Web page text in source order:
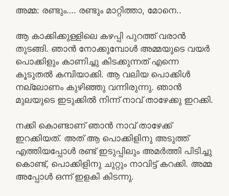
അമ്മ: രണ്ടും…. രണ്ടും മാറ്റിത്താ, മോനെ..
ആ കാക്കിക്കുള്ളിലെ കഴപ്പി പുറത്ത് വരാൻ
തുടങ്ങി. ഞാൻ നോക്കുമ്പോൾ അമ്മയുടെ വയർ
പൊക്കിളും കാണിച്ചു കിടക്കുന്നത് എന്നെ
കൂടുതൽ കമ്പിയാക്കി. ആ വലിയ പൊക്കിൾ
നല്ലോണം കുഴിഞ്ഞു വന്നിരുന്നു. ഞാൻ
മുലയുടെ ഇടുക്കിൽ നിന്ന് നാവ് താഴേക്കു ഇറക്കി.
നക്കി കൊണ്ടാണ് ഞാൻ നാവ് താഴേക്ക്
ഇറക്കിയത്. അത് ആ പൊക്കിളിനു അടുത്ത്
എത്തിയപ്പോൾ രണ്ട് ഇടുപ്പിലും അമർത്തി പിടിച്ചു
കൊണ്ട്, പൊക്കിളിനു ചുറ്റും നാവിട്ട് കറക്കി. അമ്മ
അപ്പോൾ ഒന്ന് ഇളകി കിടന്നു.